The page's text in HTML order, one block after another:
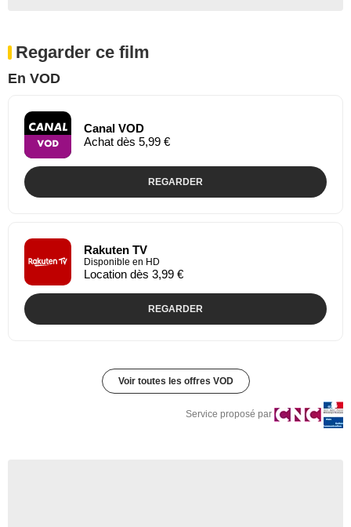
Regarder ce film
En VOD
Canal VOD
Achat dès 5,99 €
REGARDER
Rakuten TV
Disponible en HD
Location dès 3,99 €
REGARDER
Voir toutes les offres VOD
Service proposé par